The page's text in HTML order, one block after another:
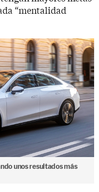
“mentalidad
unos resultados más